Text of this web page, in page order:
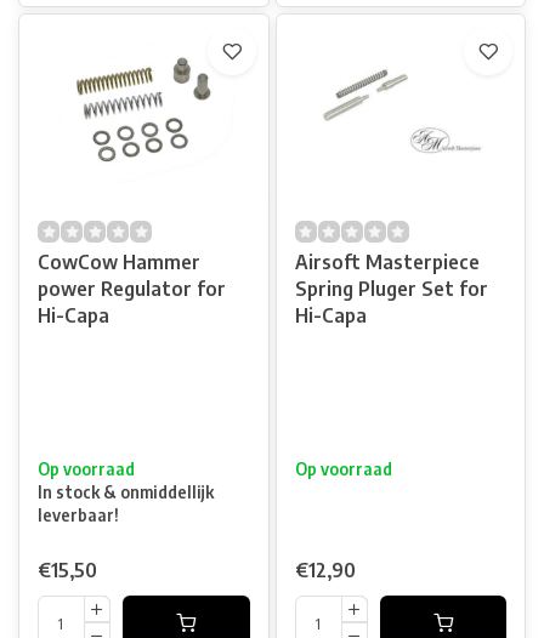
CowCow Hammer
power Regulator for
Hi-Capa
Op voorraad
In stock & onmiddellijk
leverbaar!
€15,50
Airsoft Masterpiece
Spring Pluger Set for
Hi-Capa
Op voorraad
€12,90